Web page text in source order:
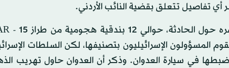
أي تفاصيل تتعلق بقضية النائب الأردني.
المسؤولون الإسرائيليون بتصنيفها، لكن السلطات
في سيارة العدوان. وذكر أن العدوان حاول تهريب